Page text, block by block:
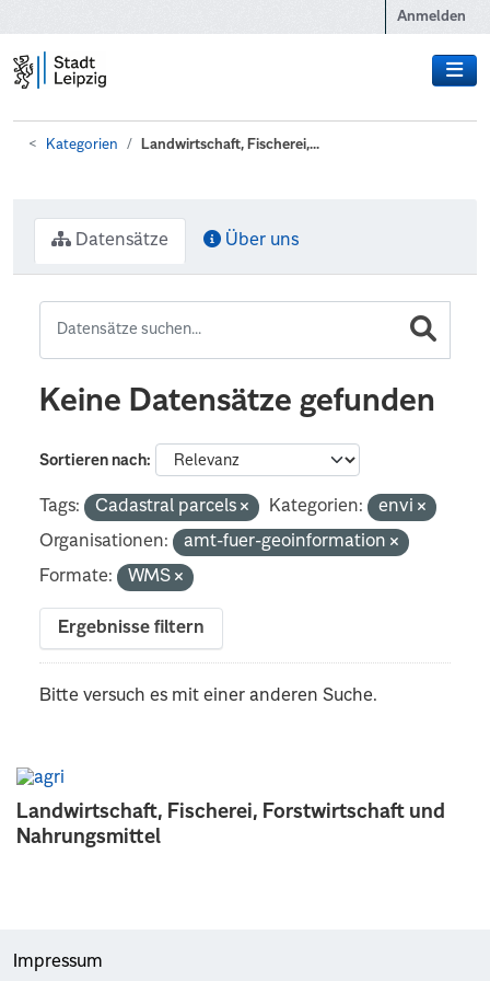
Anmelden
Kategorien Landwirtschaft, Fischerei,...
Landwirtschaft, Fischerei, Forstwirtschaft und
Nahrungsmittel
Datensätze Über uns
Keine Datensätze gefunden
Sortieren nach
Tags: Cadastral parcels Kategorien:
envi
Organisationen:
amt-fuer-geoinformation
Formate:
WMS
Ergebnisse filtern
Bitte versuch es mit einer anderen Suche.
Impressum